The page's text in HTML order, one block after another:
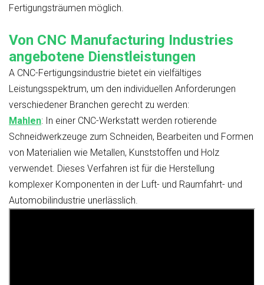
Fertigungsträumen möglich.
Von CNC Manufacturing Industries
angebotene Dienstleistungen
A CNC-Fertigungsindustrie bietet ein vielfältiges
Leistungsspektrum, um den individuellen Anforderungen
verschiedener Branchen gerecht zu werden:
Mahlen: In einer CNC-Werkstatt werden rotierende
Schneidwerkzeuge zum Schneiden, Bearbeiten und Formen
von Materialien wie Metallen, Kunststoffen und Holz
verwendet. Dieses Verfahren ist für die Herstellung
komplexer Komponenten in der Luft- und Raumfahrt- und
Automobilindustrie unerlässlich.